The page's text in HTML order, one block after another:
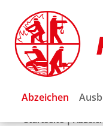
Abzeichen
Startseite|